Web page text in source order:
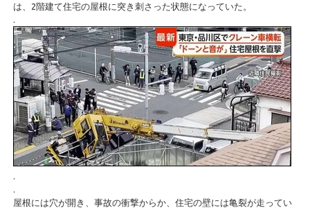
は、2階建て住宅の屋根に突き刺さった状態になっていた。
.
.
.
屋根には穴が開き、事故の衝撃からか、住宅の壁には亀裂が走ってい